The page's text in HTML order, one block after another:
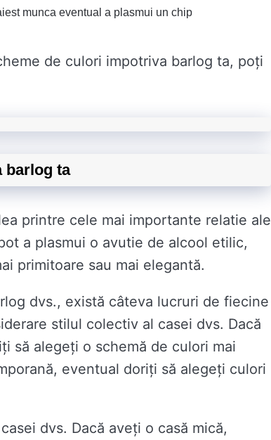
munca eventual a plasmui un chip
de culori impotriva barlog ta, poți
barlog ta
printre cele mai importante relatie ale
a plasmui o avutie de alcool etilic,
primitoare sau mai elegantă.
dvs., există câteva lucruri de fiecine
stilul colectiv al casei dvs. Dacă
să alegeți o schemă de culori mai
eventual doriți să alegeți culori
dvs. Dacă aveți o casă mică,